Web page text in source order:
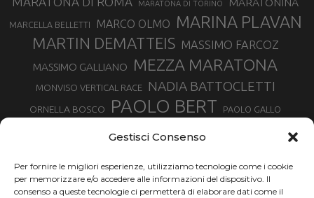
Gestisci Consenso
Per fornire le migliori esperienze, utilizziamo tecnologie come i cookie
per memorizzare e/o accedere alle informazioni del dispositivo. Il
consenso a queste tecnologie ci permetterà di elaborare dati come il
MARATONA DI TORINO
MARCELLA BELLETTI MARCO OLMO MARINA PLAVAN
MARTIN DEMATTEIS MASSIMO FARCOZ
MASSIMO GALLIANO MEZZA MARATONA
MONVISO VERTICAL RACE NADIA BATTOCLETTI
ORNELLA BOSCO PAOLO BERT PAOLO GALLO
SILVIA SERAFINI SONIA GLAREY TAVAGNASCO TOR DES GEANTS
TOUR MONVISO TRAIL TRAIL MONTE CASTO TROFEO KIMA